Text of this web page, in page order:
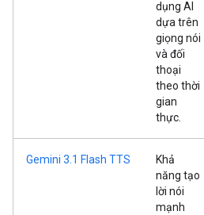
dụng AI
dựa trên
giọng nói
và đối
thoại
theo thời
gian
thực.
Gemini 3.1 Flash TTS
Khả
năng tạo
lời nói
mạnh